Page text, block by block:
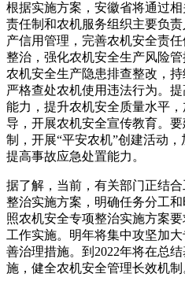
根据实施方案，安徽省将通过
责任制和农机服务组织主要负
产信用管理，完善农机安全责
整治，强化农机安全生产风险
农机安全生产隐患排查整改，
严格查处农机使用违法行为。
能力，提升农机安全质量水平
导，开展农机安全宣传教育。
制，开展“平安农机”创建活动
提高事故应急处置能力。
据了解，当前，有关部门正结
整治实施方案，明确任务分工
照农机安全专项整治实施方案
工作实施。明年将集中攻坚加
善治理措施。到2022年将在总
施，健全农机安全管理长效机制